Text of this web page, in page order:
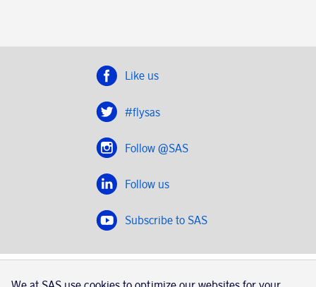
Like us
#flysas
Follow @SAS
Follow us
Subscribe to SAS
SAS 2020